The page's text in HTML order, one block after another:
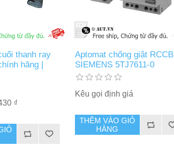
thanh ray
hãng |
₫
Aptomat chống giật RCCB
SIEMENS 5TJ7611-0
Kêu gọi định giá
THÊM VÀO GIỎ
HÀNG